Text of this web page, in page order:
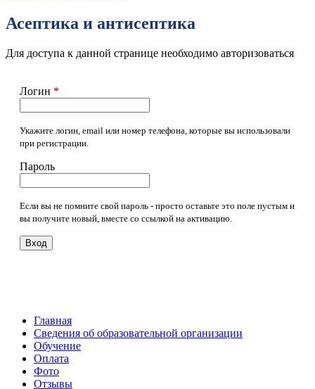
Асептика и антисептика
Для доступа к данной странице необходимо авторизоваться
Логин *
Укажите логин, email или номер телефона, которые вы использовали
при регистрации.
Пароль
Если вы не помните свой пароль - просто оставьте это поле пустым и
вы получите новый, вместе со ссылкой на активацию.
Вход
Главная
Сведения об образовательной организации
Обучение
Оплата
Фото
Отзывы